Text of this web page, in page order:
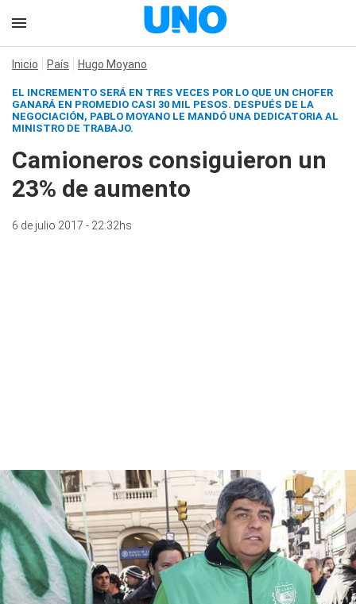
Inicio País Hugo Moyano
EL INCREMENTO SERÁ EN TRES VECES POR LO QUE UN CHOFER
GANARÁ EN PROMEDIO CASI 30 MIL PESOS. DESPUÉS DE LA
NEGOCIACIÓN, PABLO MOYANO LE MANDÓ UNA DEDICATORIA AL
MINISTRO DE TRABAJO.
Camioneros consiguieron un
23% de aumento
6 de julio 2017 - 22:32hs